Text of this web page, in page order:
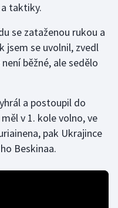
taktiky.
se zataženou rukou a
jsem se uvolnil, zvedl
běžné, ale sedělo
a postoupil do
v 1. kole volno, ve
pak Ukrajince
Beskinaa.